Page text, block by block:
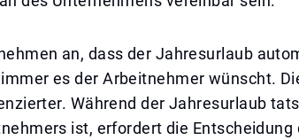
an, dass der Jahresurlaub
es der Arbeitnehmer wünscht.
Während der Jahresurlaub
ist, erfordert die